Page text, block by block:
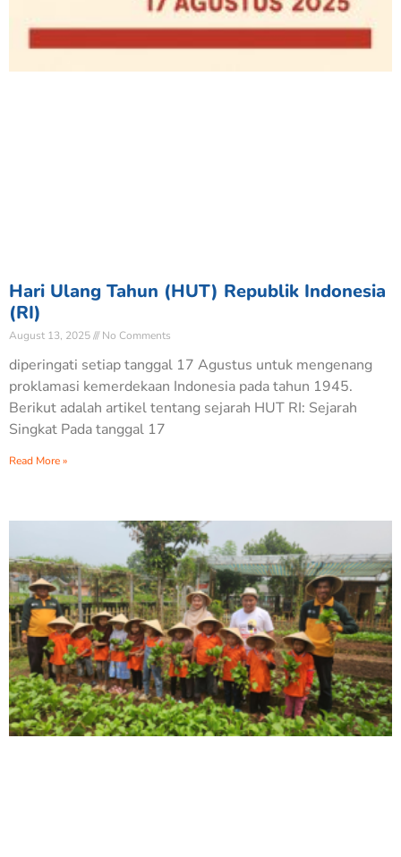
Hari Ulang Tahun (HUT) Republik Indonesia
(RI)
August 13, 2025 No Comments
diperingati setiap tanggal 17 Agustus untuk mengenang
proklamasi kemerdekaan Indonesia pada tahun 1945.
Berikut adalah artikel tentang sejarah HUT RI: Sejarah
Singkat Pada tanggal 17
Read More »